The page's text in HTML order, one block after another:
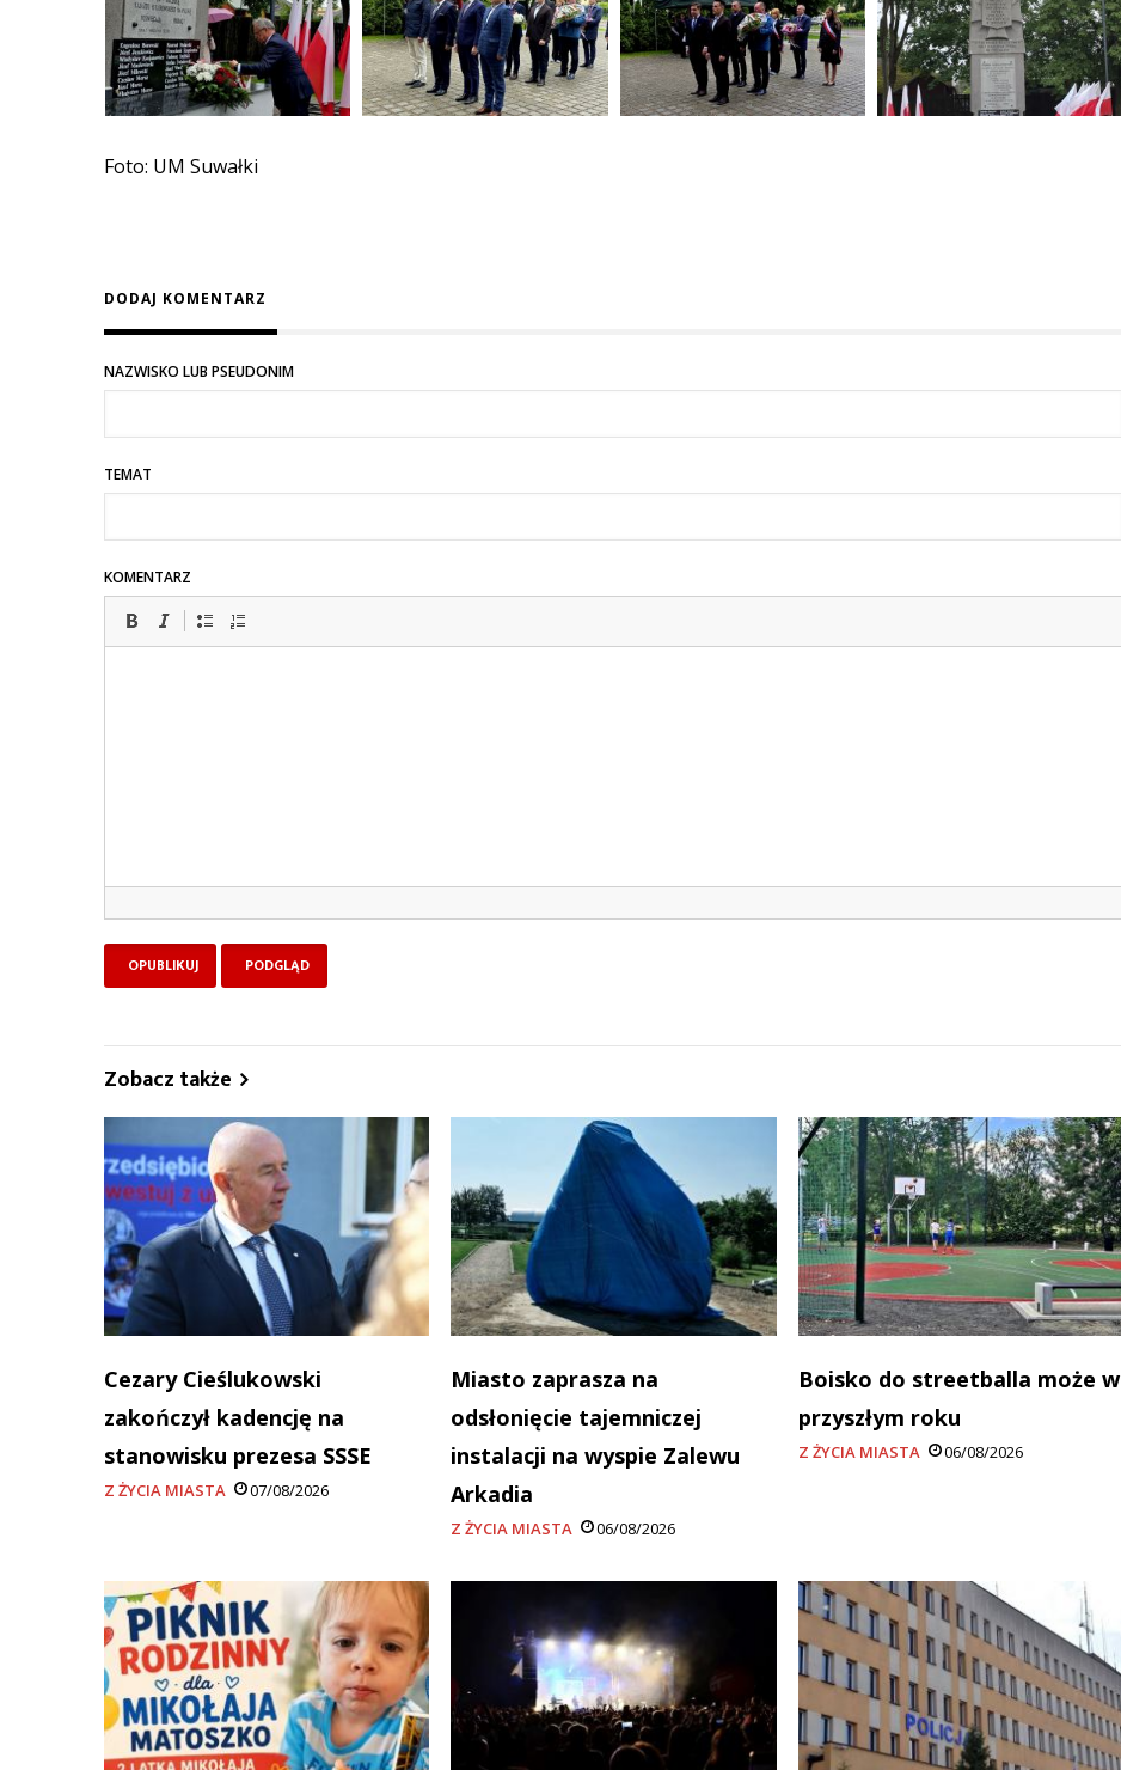
Foto: UM Suwałki
DODAJ KOMENTARZ
NAZWISKO LUB PSEUDONIM
TEMAT
KOMENTARZ
Zobacz także
Cezary Cieślukowski
zakończył kadencję na
stanowisku prezesa SSSE
Z ŻYCIA MIASTA 07/08/2026
Miasto zaprasza na
odsłonięcie tajemniczej
instalacji na wyspie Zalewu
Arkadia
Z ŻYCIA MIASTA 06/08/2026
Boisko do streetballa może w
przyszłym roku
Z ŻYCIA MIASTA 06/08/2026